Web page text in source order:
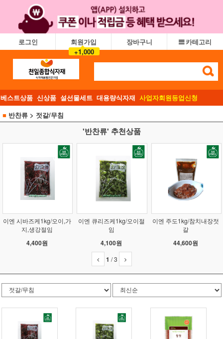
로그인
회원가입
+1,000
장바구니 카테고리
베스트상품 신상품 설선물세트 대용량식자재 사업자회원등업신청
■ 반찬류 > 젓갈/무침
'반찬류' 추천상품
이엔 시바즈케1kg/오이,가
지,생강절임
4,400원
이엔 큐리즈케1kg/오이절
임
4,100원
이엔 주도1kg/참치내장젓
갈
44,600원
1 /3